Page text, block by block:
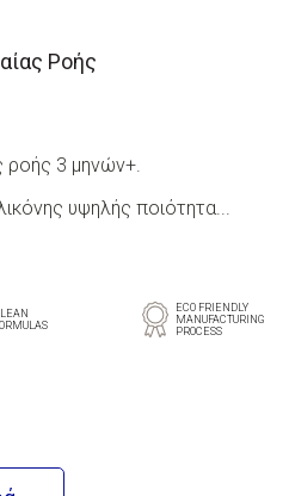
Ροής
ροής 3 μηνών+.
υψηλής ποιότητα...
ECO FRIENDLY
MANUFACTURING
PROCESS